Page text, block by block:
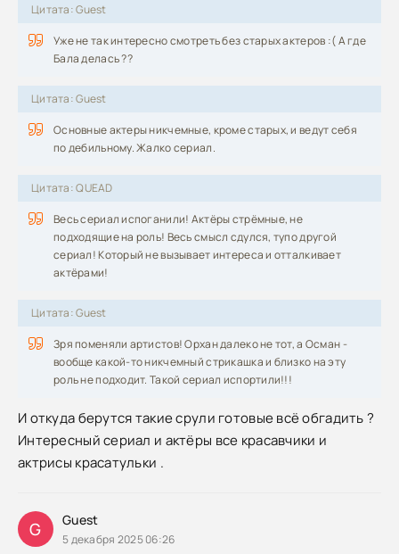
Цитата: Guest
Уже не так интересно смотреть без старых актеров :( А где
Бала делась ??
Цитата: Guest
Основные актеры никчемные, кроме старых, и ведут себя
по дебильному. Жалко сериал.
Цитата: QUEAD
Весь сериал испоганили! Актёры стрёмные, не
подходящие на роль! Весь смысл сдулся, тупо другой
сериал! Который не вызывает интереса и отталкивает
актёрами!
Цитата: Guest
Зря поменяли артистов! Орхан далеко не тот, а Осман -
вообще какой-то никчемный стрикашка и близко на эту
роль не подходит. Такой сериал испортили!!!
И откуда берутся такие срули готовые всё обгадить ?
Интересный сериал и актёры все красавчики и
актрисы красатульки .
G Guest
5 декабря 2025 06:26